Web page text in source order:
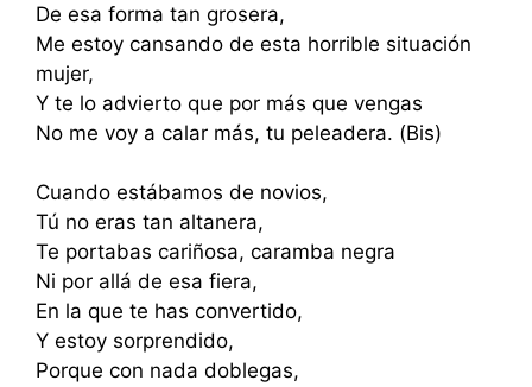
De esa forma tan grosera,
Me estoy cansando de esta horrible situación
mujer,
Y te lo advierto que por más que vengas
No me voy a calar más, tu peleadera. (Bis)
Cuando estábamos de novios,
Tú no eras tan altanera,
Te portabas cariñosa, caramba negra
Ni por allá de esa fiera,
En la que te has convertido,
Y estoy sorprendido,
Porque con nada doblegas,